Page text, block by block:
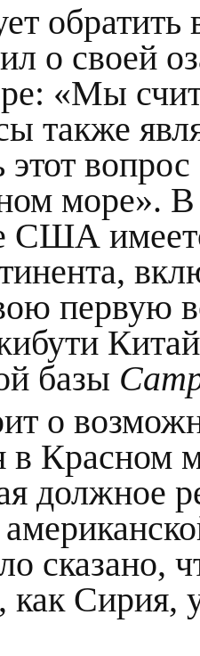
обратить
о своей
«Мы
также
море».
США
первую
Китай
базы
о
в Красном
должное
сказано,
как